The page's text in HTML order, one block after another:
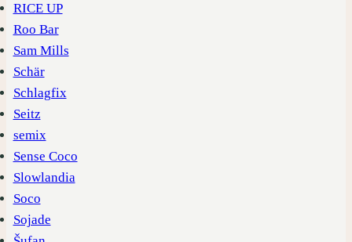
RICE UP
Roo Bar
Sam Mills
Schär
Schlagfix
Seitz
semix
Sense Coco
Slowlandia
Soco
Sojade